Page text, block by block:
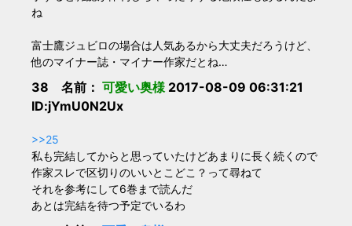
ね
富士鷹ジュビロの場合は人気あるから大丈夫だろうけど、
他のマイナー誌・マイナー作家だとね…
38 名前： 可愛い奥様2017-08-09 06:31:21
ID:jYmU0N2Ux
>>25
私も完結してからと思っていたけどあまりに長く続くので
作家スレで区切りのいいとこどこ？って尋ねて
それを参考にして6巻まで読んだ
あとは完結を待つ予定でいるわ